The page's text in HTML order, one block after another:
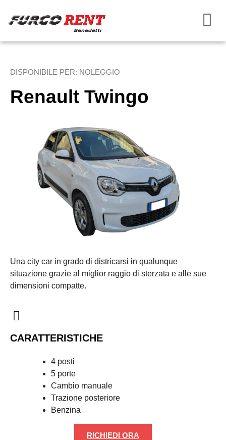
RICHIEDI ORA
DISPONIBILE PER: NOLEGGIO
Renault Twingo
Una city car in grado di districarsi in qualunque
situazione grazie al miglior raggio di sterzata e alle sue
dimensioni compatte.
CARATTERISTICHE
4 posti
5 porte
Cambio manuale
Trazione posteriore
Benzina